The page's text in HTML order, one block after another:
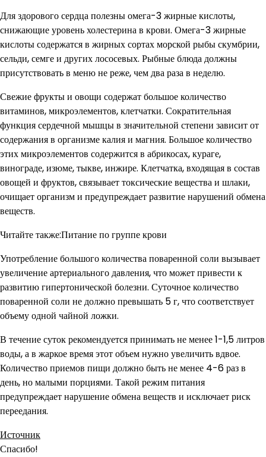
Для здорового сердца полезны омега-3 жирные кислоты,
снижающие уровень холестерина в крови. Омега-3 жирные
кислоты содержатся в жирных сортах морской рыбы скумбрии,
сельди, семге и других лососевых. Рыбные блюда должны
присутствовать в меню не реже, чем два раза в неделю.
Свежие фрукты и овощи содержат большое количество
витаминов, микроэлементов, клетчатки. Сократительная
функция сердечной мышцы в значительной степени зависит от
содержания в организме калия и магния. Большое количество
этих микроэлементов содержится в абрикосах, кураге,
винограде, изюме, тыкве, инжире. Клетчатка, входящая в состав
овощей и фруктов, связывает токсические вещества и шлаки,
очищает организм и предупреждает развитие нарушений обмена
веществ.
Читайте также:Питание по группе крови
Употребление большого количества поваренной соли вызывает
увеличение артериального давления, что может привести к
развитию гипертонической болезни. Суточное количество
поваренной соли не должно превышать 5 г, что соответствует
объему одной чайной ложки.
В течение суток рекомендуется принимать не менее 1-1,5 литров
воды, а в жаркое время этот объем нужно увеличить вдвое.
Количество приемов пищи должно быть не менее 4-6 раз в
день, но малыми порциями. Такой режим питания
предупреждает нарушение обмена веществ и исключает риск
переедания.
Источник
Спасибо!